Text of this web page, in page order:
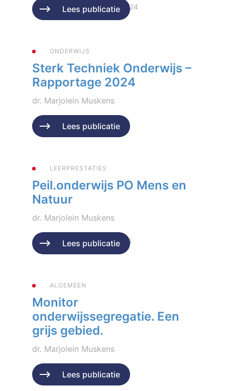
Geplaatst op 11 december 2024
Lees publicatie
ONDERWIJS
Sterk Techniek Onderwijs –
Rapportage 2024
dr. Marjolein Muskens
Geplaatst op 5 maart 2024
Lees publicatie
LEERPRESTATIES
Peil.onderwijs PO Mens en
Natuur
dr. Marjolein Muskens
Geplaatst op 29 februari 2024
Lees publicatie
ALGEMEEN
Monitor
onderwijssegregatie. Een
grijs gebied.
dr. Marjolein Muskens
Geplaatst op 9 januari 2024
Lees publicatie